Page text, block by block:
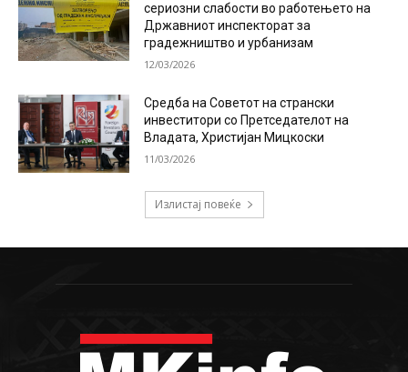
сериозни слабости во работењето на
Државниот инспекторат за
градежништво и урбанизам
12/03/2026
Средба на Советот на странски
инвеститори со Претседателот на
Владата, Христијан Мицкоски
11/03/2026
Излистај повеќе